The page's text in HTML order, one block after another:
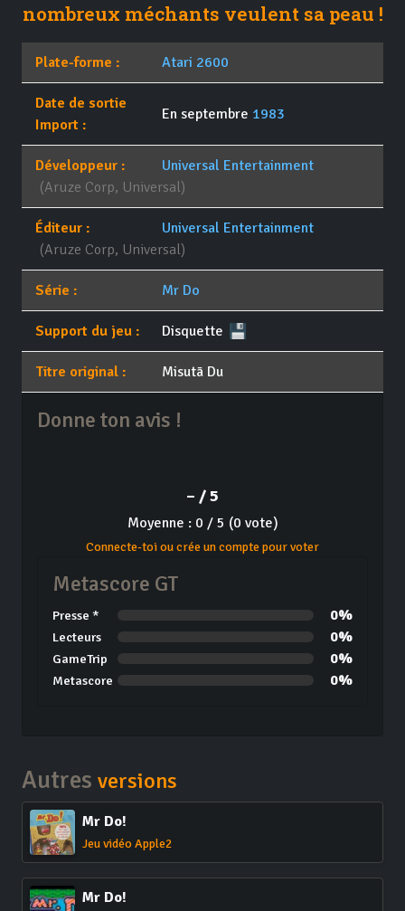
nombreux méchants veulent sa peau !
Plate-forme : Atari 2600
Date de sortie
Import :
En septembre 1983
Développeur :
Universal Entertainment
(Aruze Corp, Universal)
Éditeur :
Universal Entertainment
(Aruze Corp, Universal)
Série : Mr Do
Support du jeu : Disquette
Titre original : Misutā Du
Donne ton avis !
– / 5
Moyenne : 0 / 5 (0 vote)
Connecte-toi ou crée un compte pour voter
Metascore GT
Presse * 0%
Lecteurs 0%
GameTrip 0%
Metascore 0%
Autres versions
Mr Do!
Jeu vidéo Apple2
Mr Do!